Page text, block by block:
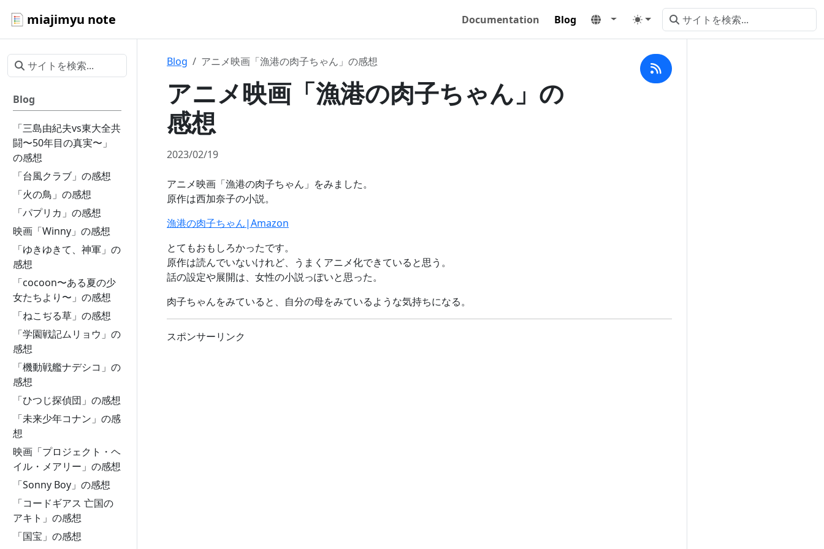
miajimyu note Documentation Blog
Blog
「三島由紀夫vs東大全共
闘〜50年目の真実〜」
の感想
「台風クラブ」の感想
「火の鳥」の感想
「パプリカ」の感想
映画「Winny」の感想
「ゆきゆきて、神軍」の
感想
「cocoon〜ある夏の少
女たちより〜」の感想
「ねこぢる草」の感想
「学園戦記ムリョウ」の
感想
「機動戦艦ナデシコ」の
感想
「ひつじ探偵団」の感想
「未来少年コナン」の感
想
映画「プロジェクト・ヘ
イル・メアリー」の感想
「Sonny Boy」の感想
「コードギアス 亡国の
アキト」の感想
「国宝」の感想
Blog アニメ映画「漁港の肉子ちゃん」の感想
アニメ映画「漁港の肉子ちゃん」の
感想
2023/02/19
アニメ映画「漁港の肉子ちゃん」をみました。
原作は西加奈子の小説。
漁港の肉子ちゃん|Amazon
とてもおもしろかったです。
原作は読んでいないけれど、うまくアニメ化できていると思う。
話の設定や展開は、女性の小説っぽいと思った。
肉子ちゃんをみていると、自分の母をみているような気持ちになる。
スポンサーリンク